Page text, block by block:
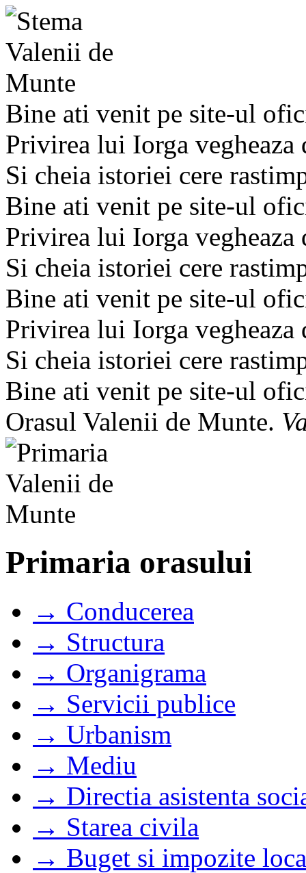
Bine ati venit pe site-ul
Privirea lui Iorga
Si cheia istoriei cere
Bine ati venit pe site-ul
Privirea lui Iorga
Si cheia istoriei cere
Bine ati venit pe site-ul
Privirea lui Iorga
Si cheia istoriei cere
Bine ati venit pe site-ul
Orasul Valenii de Munte.
Primaria orasului
→ Conducerea
→ Structura
→ Organigrama
→ Servicii publice
→ Urbanism
→ Mediu
→ Directia asistenta
→ Starea civila
→ Buget si impozite